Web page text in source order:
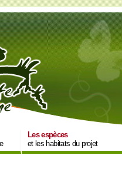
Les espèces
et les habitats du projet